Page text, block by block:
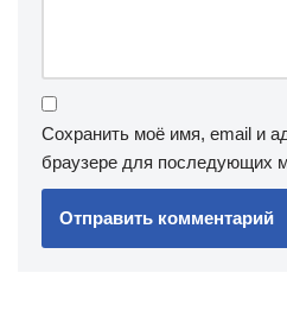
Сохранить моё имя, email и
браузере для последующих